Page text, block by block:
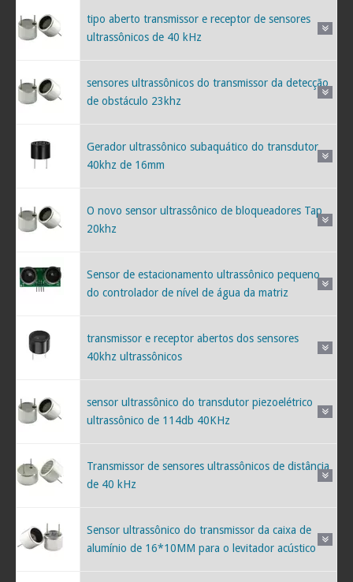
tipo aberto transmissor e receptor de sensores
ultrassônicos de 40 kHz
sensores ultrassônicos do transmissor da detecção
de obstáculo 23khz
Gerador ultrassônico subaquático do transdutor
40khz de 16mm
O novo sensor ultrassônico de bloqueadores Tap
20khz
Sensor de estacionamento ultrassônico pequeno
do controlador de nível de água da matriz
transmissor e receptor abertos dos sensores
40khz ultrassônicos
sensor ultrassônico do transdutor piezoelétrico
ultrassônico de 114db 40KHz
Transmissor de sensores ultrassônicos de distância
de 40 kHz
Sensor ultrassônico do transmissor da caixa de
alumínio de 16*10MM para o levitador acústico